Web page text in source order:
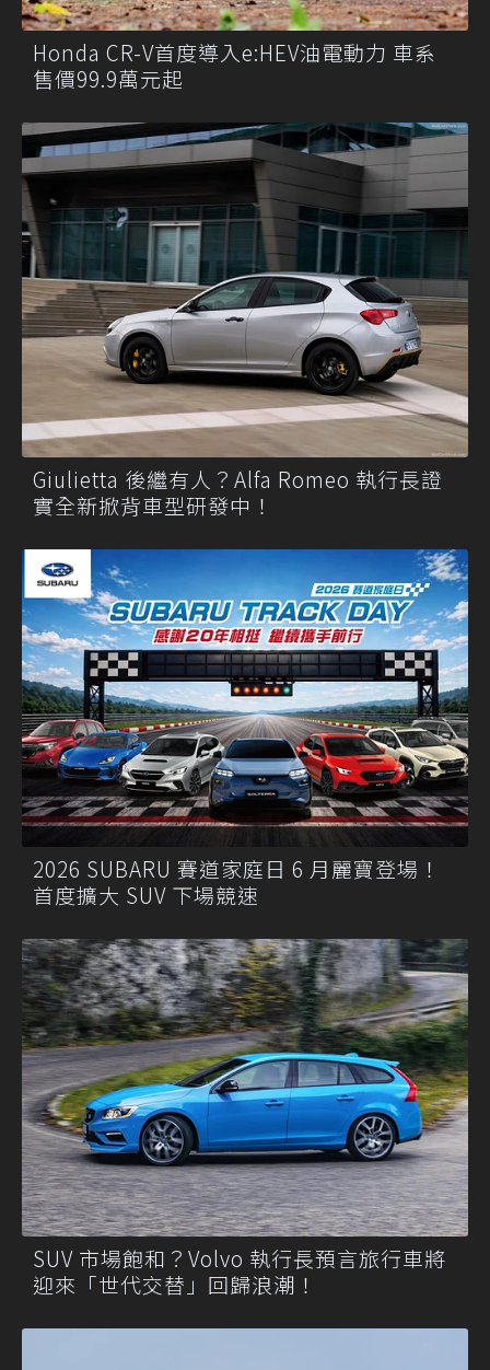
Honda CR-V首度導入e:HEV油電動力 車系
售價99.9萬元起
Giulietta 後繼有人？Alfa Romeo 執行長證
實全新掀背車型研發中！
2026 SUBARU 賽道家庭日 6 月麗寶登場！
首度擴大 SUV 下場競速
SUV 市場飽和？Volvo 執行長預言旅行車將
迎來「世代交替」回歸浪潮！